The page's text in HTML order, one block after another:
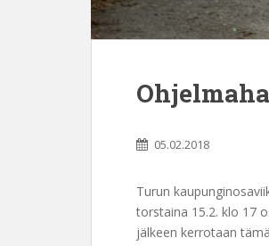
05.02.2018
Turun
torstaina 15.2. klo 17
jälkeen kerrotaan